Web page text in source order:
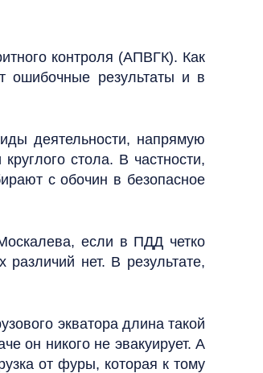
контроля (АПВГК). Как
ошибочные результаты и в
деятельности, напрямую
стола. В частности,
с обочин в безопасное
если в ПДД четко
нет. В результате,
экватора длина такой
он никого не эвакуирует. А
от фуры, которая к тому